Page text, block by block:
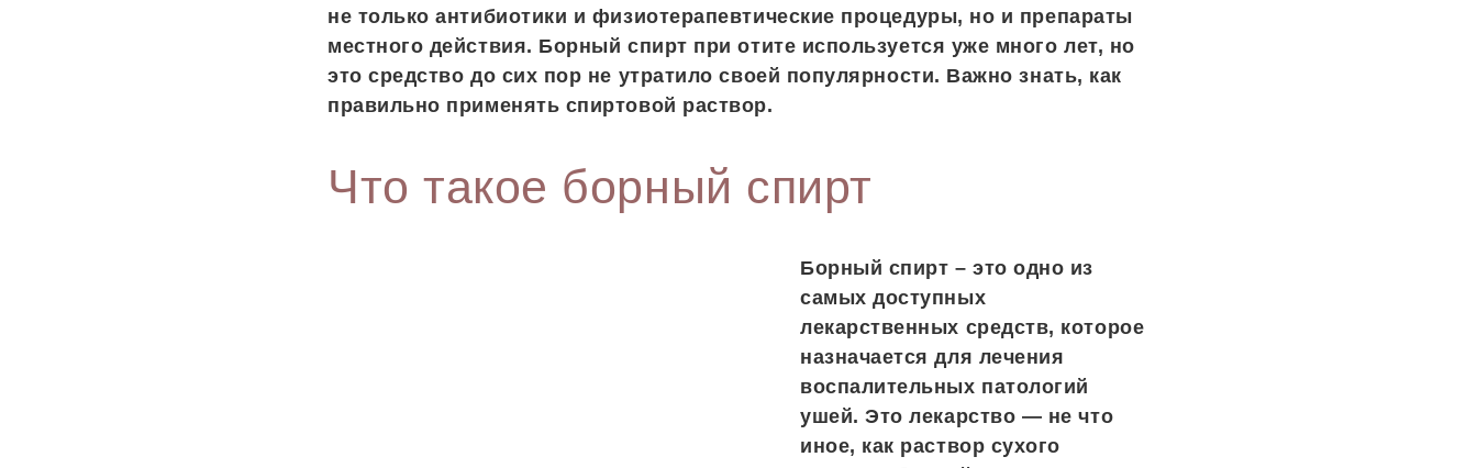
не только антибиотики и физиотерапевтические процедуры, но и препараты
местного действия. Борный спирт при отите используется уже много лет, но
это средство до сих пор не утратило своей популярности. Важно знать, как
правильно применять спиртовой раствор.
Что такое борный спирт
Борный спирт – это одно из
самых доступных
лекарственных средств, которое
назначается для лечения
воспалительных патологий
ушей. Это лекарство — не что
иное, как раствор сухого